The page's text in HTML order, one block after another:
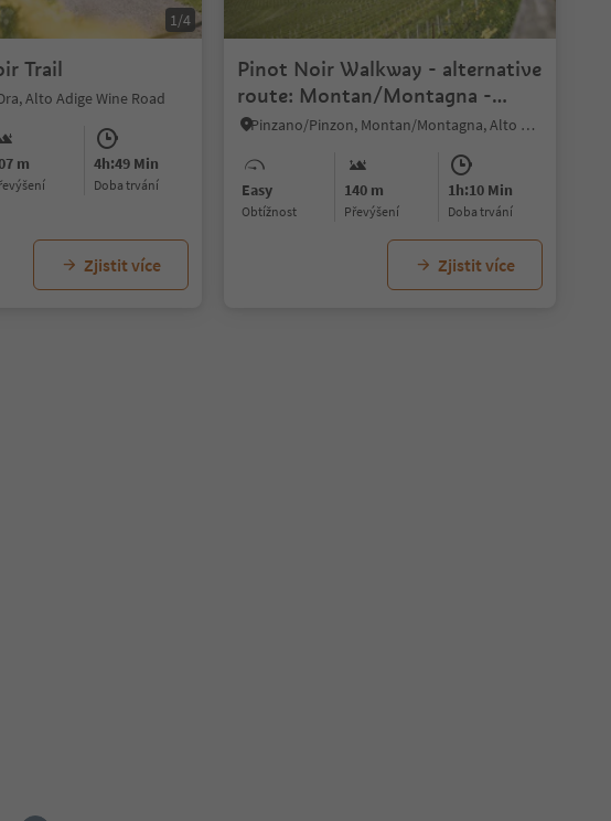
1/4
Trail
Alto Adige Wine Road
m
Převýšení
4h:49 Min
doba trvání
Zjistit více
Pinot Noir Walkway - alternative
route: Montan/Montagna -
Glen/Gleno - Montan/Montagna
Pinzano/Pinzon, Montan/Montagna, Alto Adige Wine Road
Easy
Obtížnost
140 m
Převýšení
1h:10 Min
doba trvání
Zjistit více